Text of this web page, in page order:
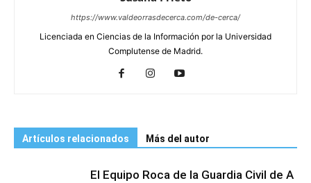
https://www.valdeorrasdecerca.com/de-cerca/
Licenciada en Ciencias de la Información por la Universidad
Complutense de Madrid.
Artículos relacionados Más del autor
El Equipo Roca de la Guardia Civil de A